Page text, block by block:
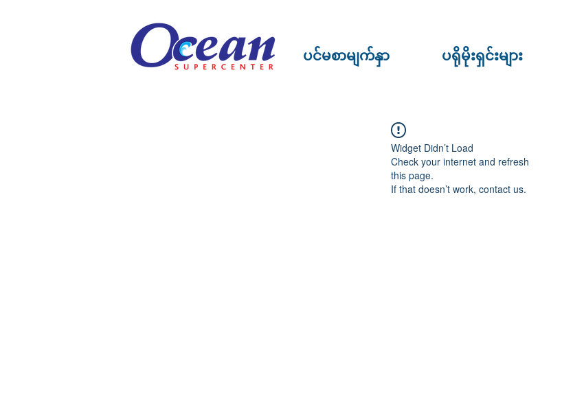
ပင်မစာမျက်နှာ ပရိုမိုးရှင်းများ
Widget Didn’t Load
Check your internet and refresh
this page.
If that doesn’t work, contact us.